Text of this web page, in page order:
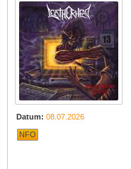
Datum: 08.07.2026
NFO